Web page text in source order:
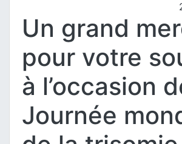
Un grand
pour votre
à l’occasion
Journée